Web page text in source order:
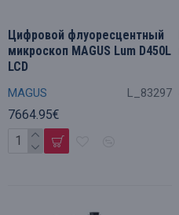
MAGUS L_83297
Цифровой флуоресцентный
микроскоп MAGUS Lum D450L
LCD
7664.95€